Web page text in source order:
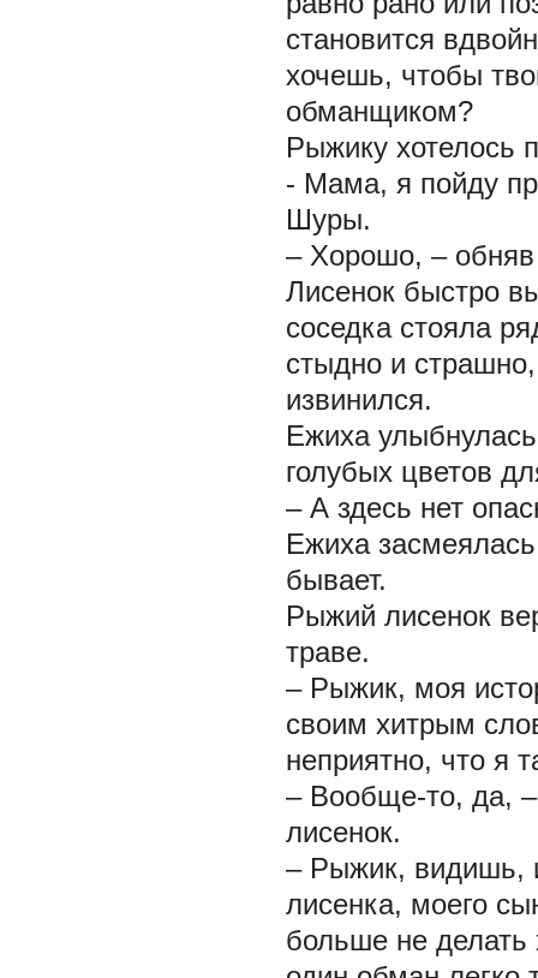
становится
хочешь, чтобы
обманщиком?
Рыжику хотелось
- Мама, я пойду
Шуры.
– Хорошо, –
Лисенок быстро
соседка стояла
стыдно и
извинился.
Ежиха
голубых цветов
– А здесь нет
Ежиха
бывает.
Рыжий лисенок
траве.
– Рыжик, моя
своим хитрым
неприятно, что я
– Вообще-то, да, –
лисенок.
– Рыжик, видишь,
лисенка, моего
больше не делать